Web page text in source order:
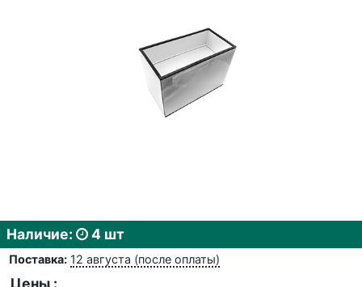
Наличие: 4 шт
Поставка: 12 августа (после оплаты)
Цены :